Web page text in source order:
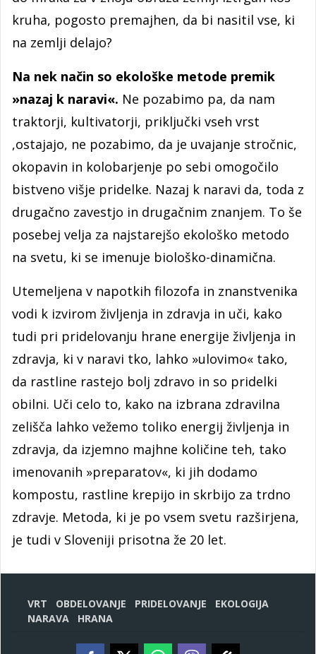
kruha, pogosto premajhen, da bi nasitil vse, ki
na zemlji delajo?
Na nek način so ekološke metode premik
»nazaj k naravi«. Ne pozabimo pa, da nam
traktorji, kultivatorji, priključki vseh vrst
,ostajajo, ne pozabimo, da je uvajanje stročnic,
okopavin in kolobarjenje po sebi omogočilo
bistveno višje pridelke. Nazaj k naravi da, toda z
drugačno zavestjo in drugačnim znanjem. To še
posebej velja za najstarejšo ekološko metodo
na svetu, ki se imenuje biološko-dinamična.
Utemeljena v napotkih filozofa in znanstvenika
vodi k izvirom življenja in zdravja in uči, kako
tudi pri pridelovanju hrane energije življenja in
zdravja, ki v naravi tko, lahko »ulovimo« tako,
da rastline rastejo bolj zdravo in so pridelki
obilni. Uči celo to, kako na izbrana zdravilna
zelišča lahko vežemo toliko energij življenja in
zdravja, da izjemno majhne količine teh, tako
imenovanih »preparatov«, ki jih dodamo
kompostu, rastline krepijo in skrbijo za trdno
zdravje. Metoda, ki je po vsem svetu razširjena,
je tudi v Sloveniji prisotna že 20 let.
VRT OBDELOVANJE PRIDELOVANJE
EKOLOGIJA
NARAVA
HRANA